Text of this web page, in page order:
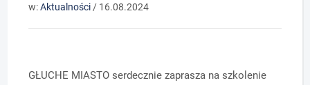
w:Aktualności / 16.08.2024
GŁUCHE MIASTO serdecznie zaprasza na szkolenie